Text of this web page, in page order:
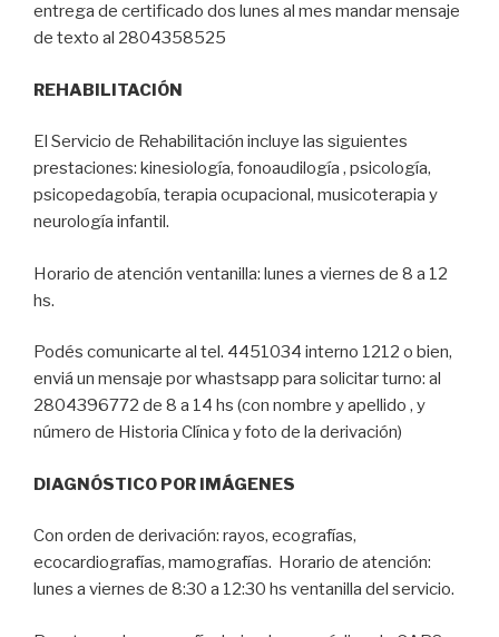
entrega de certificado dos lunes al mes mandar mensaje
de texto al 2804358525
REHABILITACIÓN
El Servicio de Rehabilitación incluye las siguientes
prestaciones: kinesiología, fonoaudilogía , psicología,
psicopedagobía, terapia ocupacional, musicoterapia y
neurología infantil.
Horario de atención ventanilla: lunes a viernes de 8 a 12
hs.
Podés comunicarte al tel. 4451034 interno 1212 o bien,
enviá un mensaje por whastsapp para solicitar turno: al
2804396772 de 8 a 14 hs (con nombre y apellido , y
número de Historia Clínica y foto de la derivación)
DIAGNÓSTICO POR IMÁGENES
Con orden de derivación: rayos, ecografías,
ecocardiografías, mamografías. Horario de atención:
lunes a viernes de 8:30 a 12:30 hs ventanilla del servicio.